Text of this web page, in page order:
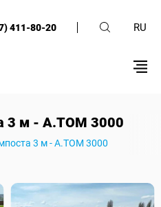
411-80-20 RU
3 м - А.ТОМ 3000
3 м - А.ТОМ 3000